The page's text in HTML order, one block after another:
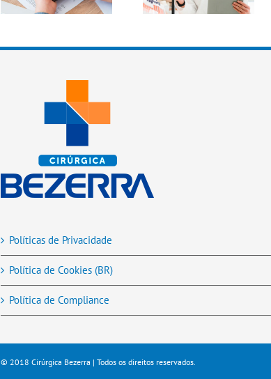
hospitalares?
Políticas de Privacidade
Política de Cookies (BR)
Política de Compliance
© 2018 Cirúrgica Bezerra | Todos os direitos reservados.